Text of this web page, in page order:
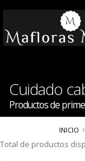
Cuidado
Productos de
INICIO
Total de productos